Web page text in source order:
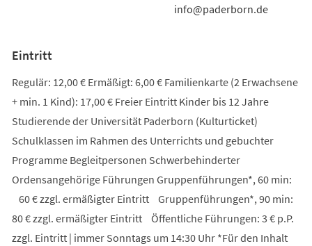
info@paderborn.de
Eintritt
Regulär: 12,00 € Ermäßigt: 6,00 € Familienkarte (2 Erwachsene
+ min. 1 Kind): 17,00 € Freier Eintritt Kinder bis 12 Jahre
Studierende der Universität Paderborn (Kulturticket)
Schulklassen im Rahmen des Unterrichts und gebuchter
Programme Begleitpersonen Schwerbehinderter
Ordensangehörige Führungen Gruppenführungen*, 60 min:
60 € zzgl. ermäßigter Eintritt Gruppenführungen*, 90 min:
80 € zzgl. ermäßigter Eintritt Öffentliche Führungen: 3 € p.P.
zzgl. Eintritt | immer Sonntags um 14:30 Uhr *Für den Inhalt